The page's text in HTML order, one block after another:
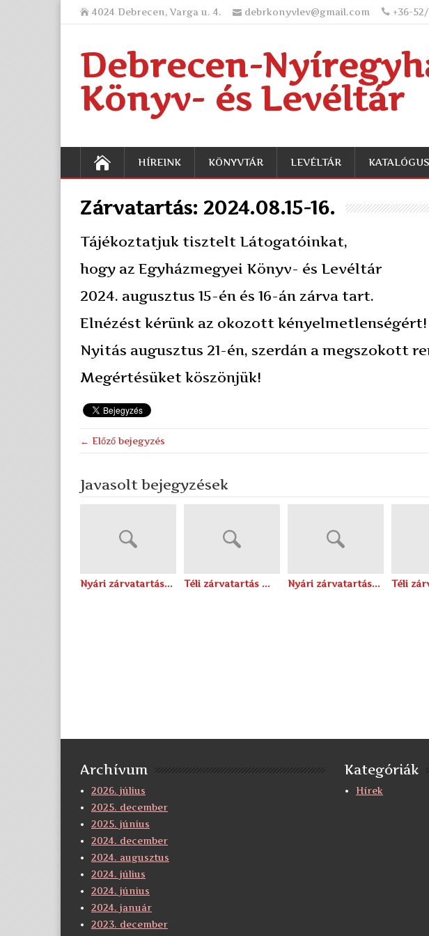
4024 Debrecen, Varga u. 4. debrkonyvlev@gmail.com +36-
Debrecen-
Könyv- és Levéltár
HÍREINK KÖNYVTÁR LEVÉLTÁR KATALÓGUS
Zárvatartás: 2024.08.15-16.
Tájékoztatjuk tisztelt Látogatóinkat,
hogy az Egyházmegyei Könyv- és Levéltár
2024. augusztus 15-én és 16-án zárva tart.
Elnézést kérünk az okozott kényelmetlenségért!
Nyitás augusztus 21-én, szerdán a megszokott
Megértésüket köszönjük!
← Előző bejegyzés
Javasolt bejegyzések
Nyári zárvatartás... Téli zárvatartás ... Nyári zárvatartás... Téli
Archívum
2026. július
2025. december
2025. június
2024. december
2024. augusztus
2024. július
2024. június
2024. január
2023. december
Kategóriák
Hírek